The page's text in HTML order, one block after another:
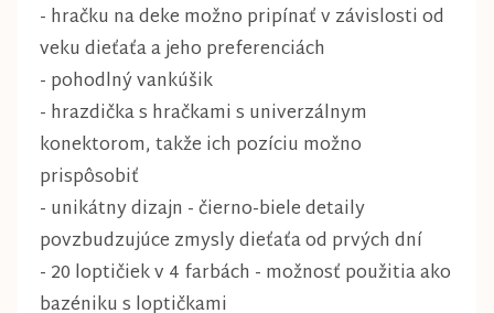
- hračku na deke možno pripínať v závislosti od
veku dieťaťa a jeho preferenciách
- pohodlný vankúšik
- hrazdička s hračkami s univerzálnym
konektorom, takže ich pozíciu možno
prispôsobiť
- unikátny dizajn - čierno-biele detaily
povzbudzujúce zmysly dieťaťa od prvých dní
- 20 loptičiek v 4 farbách - možnosť použitia ako
bazéniku s loptičkami